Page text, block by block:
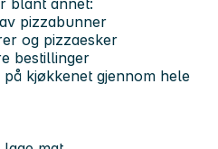
blant annet:
pizzabunner
og pizzaesker
bestillinger
kjøkkenet gjennom hele